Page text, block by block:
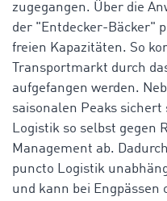
zugegangen. Über die
der "Entdecker-Bäcker"
freien Kapazitäten. So
Transportmarkt durch
aufgefangen werden.
saisonalen Peaks
Logistik so selbst gegen
Management ab.
puncto Logistik
und kann bei